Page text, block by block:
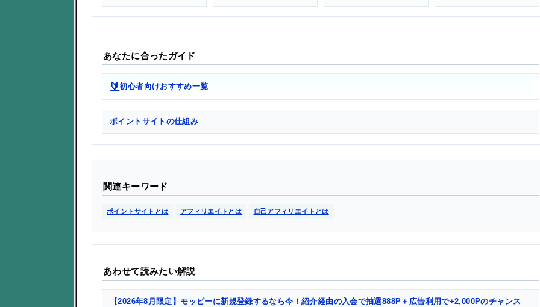
あなたに合ったガイド
🔰初心者向けおすすめ一覧
ポイントサイトの仕組み
関連キーワード
ポイントサイトとは アフィリエイトとは 自己アフィリエイトとは
あわせて読みたい解説
【2026年8月限定】モッピーに新規登録するなら今！紹介経由の入会で抽選888P＋広告利用で+2,000Pのチャンス